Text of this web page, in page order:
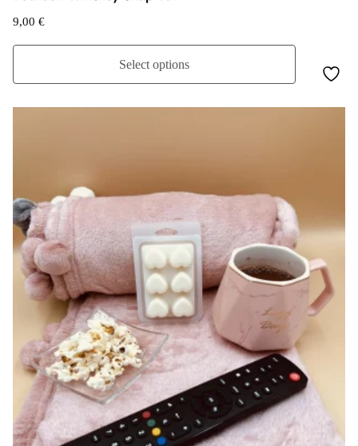
9,00 €
Select options